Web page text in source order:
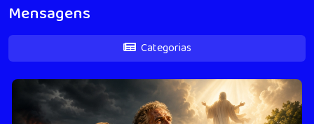
Mensagens
Categorias